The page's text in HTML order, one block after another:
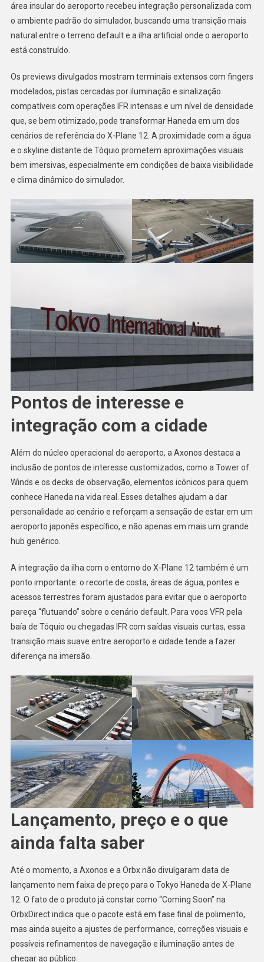
área insular do aeroporto recebeu integração personalizada com
o ambiente padrão do simulador, buscando uma transição mais
natural entre o terreno default e a ilha artificial onde o aeroporto
está construído.
Os previews divulgados mostram terminais extensos com fingers
modelados, pistas cercadas por iluminação e sinalização
compatíveis com operações IFR intensas e um nível de densidade
que, se bem otimizado, pode transformar Haneda em um dos
cenários de referência do X-Plane 12. A proximidade com a água
e o skyline distante de Tóquio prometem aproximações visuais
bem imersivas, especialmente em condições de baixa visibilidade
e clima dinâmico do simulador.
Pontos de interesse e
integração com a cidade
Além do núcleo operacional do aeroporto, a Axonos destaca a
inclusão de pontos de interesse customizados, como a Tower of
Winds e os decks de observação, elementos icônicos para quem
conhece Haneda na vida real. Esses detalhes ajudam a dar
personalidade ao cenário e reforçam a sensação de estar em um
aeroporto japonês específico, e não apenas em mais um grande
hub genérico.
A integração da ilha com o entorno do X-Plane 12 também é um
ponto importante: o recorte de costa, áreas de água, pontes e
acessos terrestres foram ajustados para evitar que o aeroporto
pareça “flutuando” sobre o cenário default. Para voos VFR pela
baía de Tóquio ou chegadas IFR com saídas visuais curtas, essa
transição mais suave entre aeroporto e cidade tende a fazer
diferença na imersão.
Lançamento, preço e o que
ainda falta saber
Até o momento, a Axonos e a Orbx não divulgaram data de
lançamento nem faixa de preço para o Tokyo Haneda de X-Plane
12. O fato de o produto já constar como “Coming Soon” na
OrbxDirect indica que o pacote está em fase final de polimento,
mas ainda sujeito a ajustes de performance, correções visuais e
possíveis refinamentos de navegação e iluminação antes de
chegar ao público.